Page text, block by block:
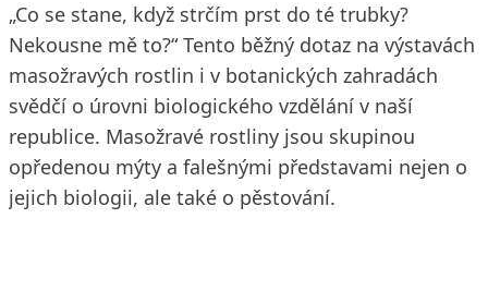
„Co se stane, když strčím prst do té trubky?
Nekousne mě to?“ Tento běžný dotaz na výstavách
masožravých rostlin i v botanických zahradách
svědčí o úrovni biologického vzdělání v naší
republice. Masožravé rostliny jsou skupinou
opředenou mýty a falešnými představami nejen o
jejich biologii, ale také o pěstování.